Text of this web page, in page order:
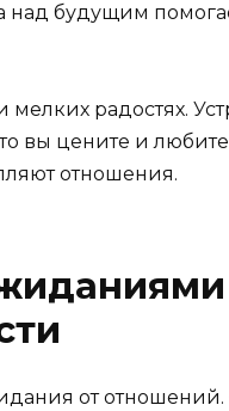
над будущим
мелких радостях.
вы цените и
отношения.
от отношений.